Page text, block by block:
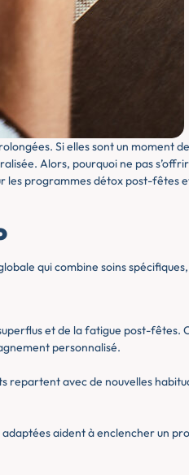
Si elles sont un moment
Alors, pourquoi ne pas
les programmes détox post-fêtes
qui combine soins
et de la fatigue post-fêtes.
personnalisé.
repartent avec de nouvelles
aident à enclencher un